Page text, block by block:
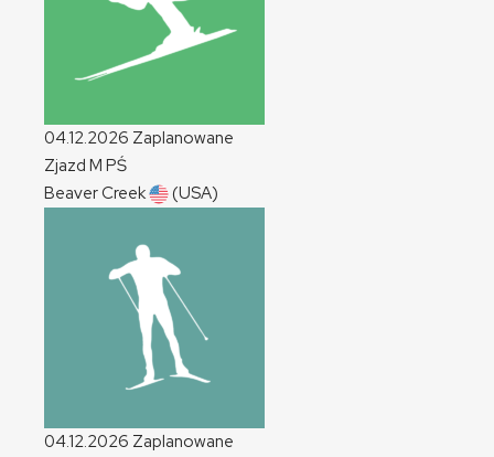
04.12.2026 Zaplanowane
Zjazd M PŚ
Beaver Creek
(USA)
04.12.2026 Zaplanowane